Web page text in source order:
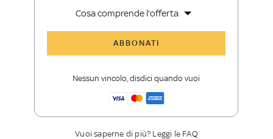
Cosa comprende l'offerta
ABBONATI
Nessun vincolo, disdici quando vuoi
Vuoi saperne di più? Leggi le FAQ